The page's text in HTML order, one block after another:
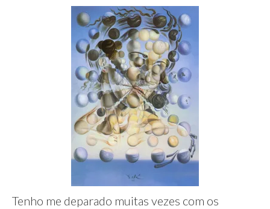
Tenho me deparado muitas vezes com os